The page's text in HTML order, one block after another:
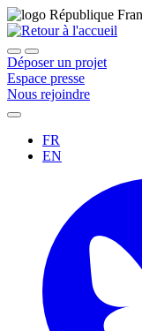
Déposer un projet
Espace presse
Nous rejoindre
FR
EN